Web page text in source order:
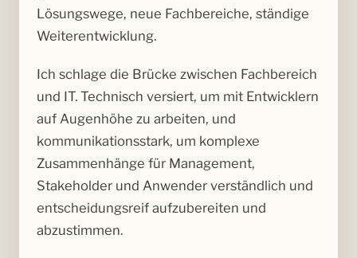
Lösungswege, neue Fachbereiche, ständige
Weiterentwicklung.
Ich schlage die Brücke zwischen Fachbereich
und IT. Technisch versiert, um mit Entwicklern
auf Augenhöhe zu arbeiten, und
kommunikationsstark, um komplexe
Zusammenhänge für Management,
Stakeholder und Anwender verständlich und
entscheidungsreif aufzubereiten und
abzustimmen.